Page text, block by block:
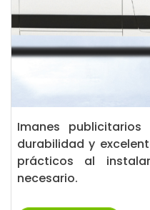
Imanes
durabilidad y
prácticos al
necesario.